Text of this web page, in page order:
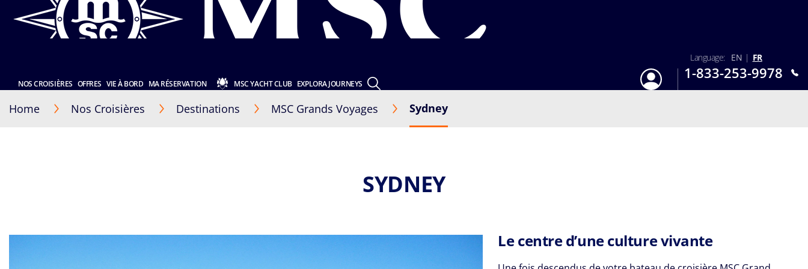
NOS CROISIÈRES OFFRES VIE À BORD MA RÉSERVATION MSC YACHT CLUB EXPLORA JOURNEYS
S'identifier
Language: EN | FR
1-833-253-9978
Home Nos Croisières Destinations MSC Grands Voyages Sydney
SYDNEY
Le centre d’une culture vivante